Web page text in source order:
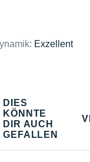
Exzellent
DIES
KÖNNTE
DIR AUCH
GEFALLEN